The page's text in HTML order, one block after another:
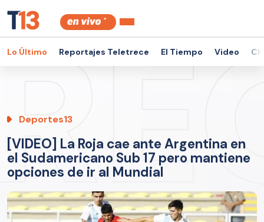
Lo Último Reportajes Teletrece El Tiempo Video
Deportes13
[VIDEO] La Roja cae ante Argentina en
el Sudamericano Sub 17 pero mantiene
opciones de ir al Mundial